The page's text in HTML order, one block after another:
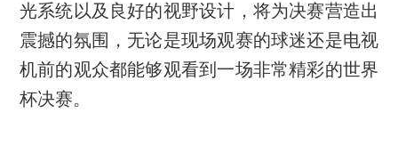
光系统以及良好的视野设计，将为决赛营造出
震撼的氛围，无论是现场观赛的球迷还是电视
机前的观众都能够观看到一场非常精彩的世界
杯决赛。